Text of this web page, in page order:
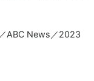
ABC News／2023